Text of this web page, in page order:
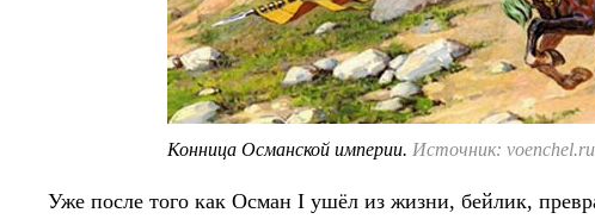
Конница Османской империи. Источник: voenchel.ru
Уже после того как Осман I ушёл из жизни, бейлик,